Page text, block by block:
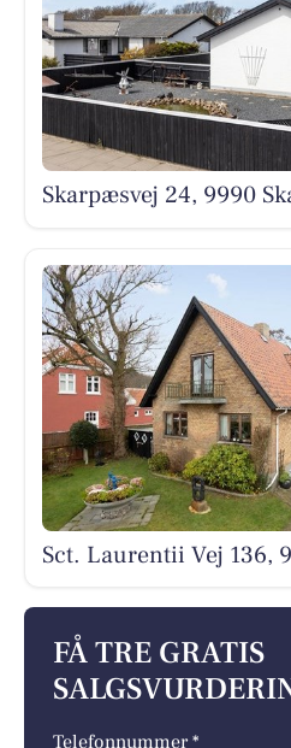
Skarpæsvej 24, 9990
Sct. Laurentii Vej 136,
FÅ TRE GRATIS
Telefonnummer *